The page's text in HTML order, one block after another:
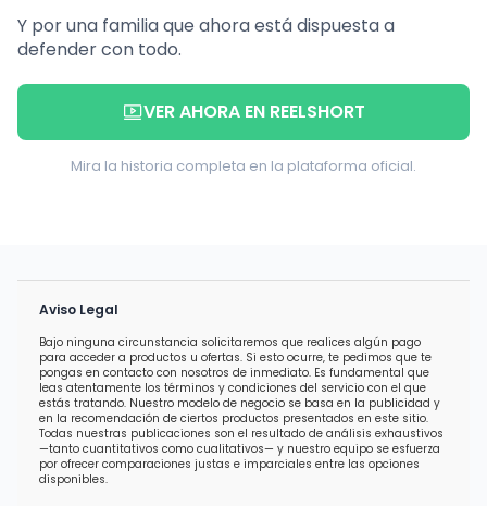
Y por una familia que ahora está dispuesta a
defender con todo.
VER AHORA EN REELSHORT
Mira la historia completa en la plataforma oficial.
Aviso Legal
Bajo ninguna circunstancia solicitaremos que realices algún pago
para acceder a productos u ofertas. Si esto ocurre, te pedimos que te
pongas en contacto con nosotros de inmediato. Es fundamental que
leas atentamente los términos y condiciones del servicio con el que
estás tratando. Nuestro modelo de negocio se basa en la publicidad y
en la recomendación de ciertos productos presentados en este sitio.
Todas nuestras publicaciones son el resultado de análisis exhaustivos
—tanto cuantitativos como cualitativos— y nuestro equipo se esfuerza
por ofrecer comparaciones justas e imparciales entre las opciones
disponibles.